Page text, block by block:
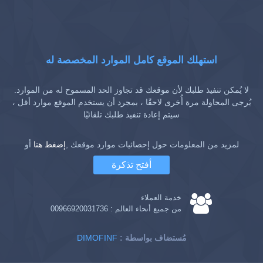
استهلك الموقع كامل الموارد المخصصة له
لا يُمكن تنفيذ طلبك لأن موقعك قد تجاوز الحد المسموح له من الموارد.
يُرجى المحاولة مرة أُخرى لاحقًا ، بمجرد أن يستخدم الموقع موارد أقل ،
سيتم إعادة تنفيذ طلبك تلقائيًا
لمزيد من المعلومات حول إحصائيات موارد موقعك ,إضغط هنا أو
أفتح تذكرة
خدمة العملاء
من جميع أنحاء العالم : 00966920031736
DIMOFINF : مُستضاف بواسطة